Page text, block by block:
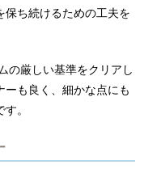
保ち続けるための工夫を
の厳しい基準をクリアし
ーも良く、細かな点にも
。